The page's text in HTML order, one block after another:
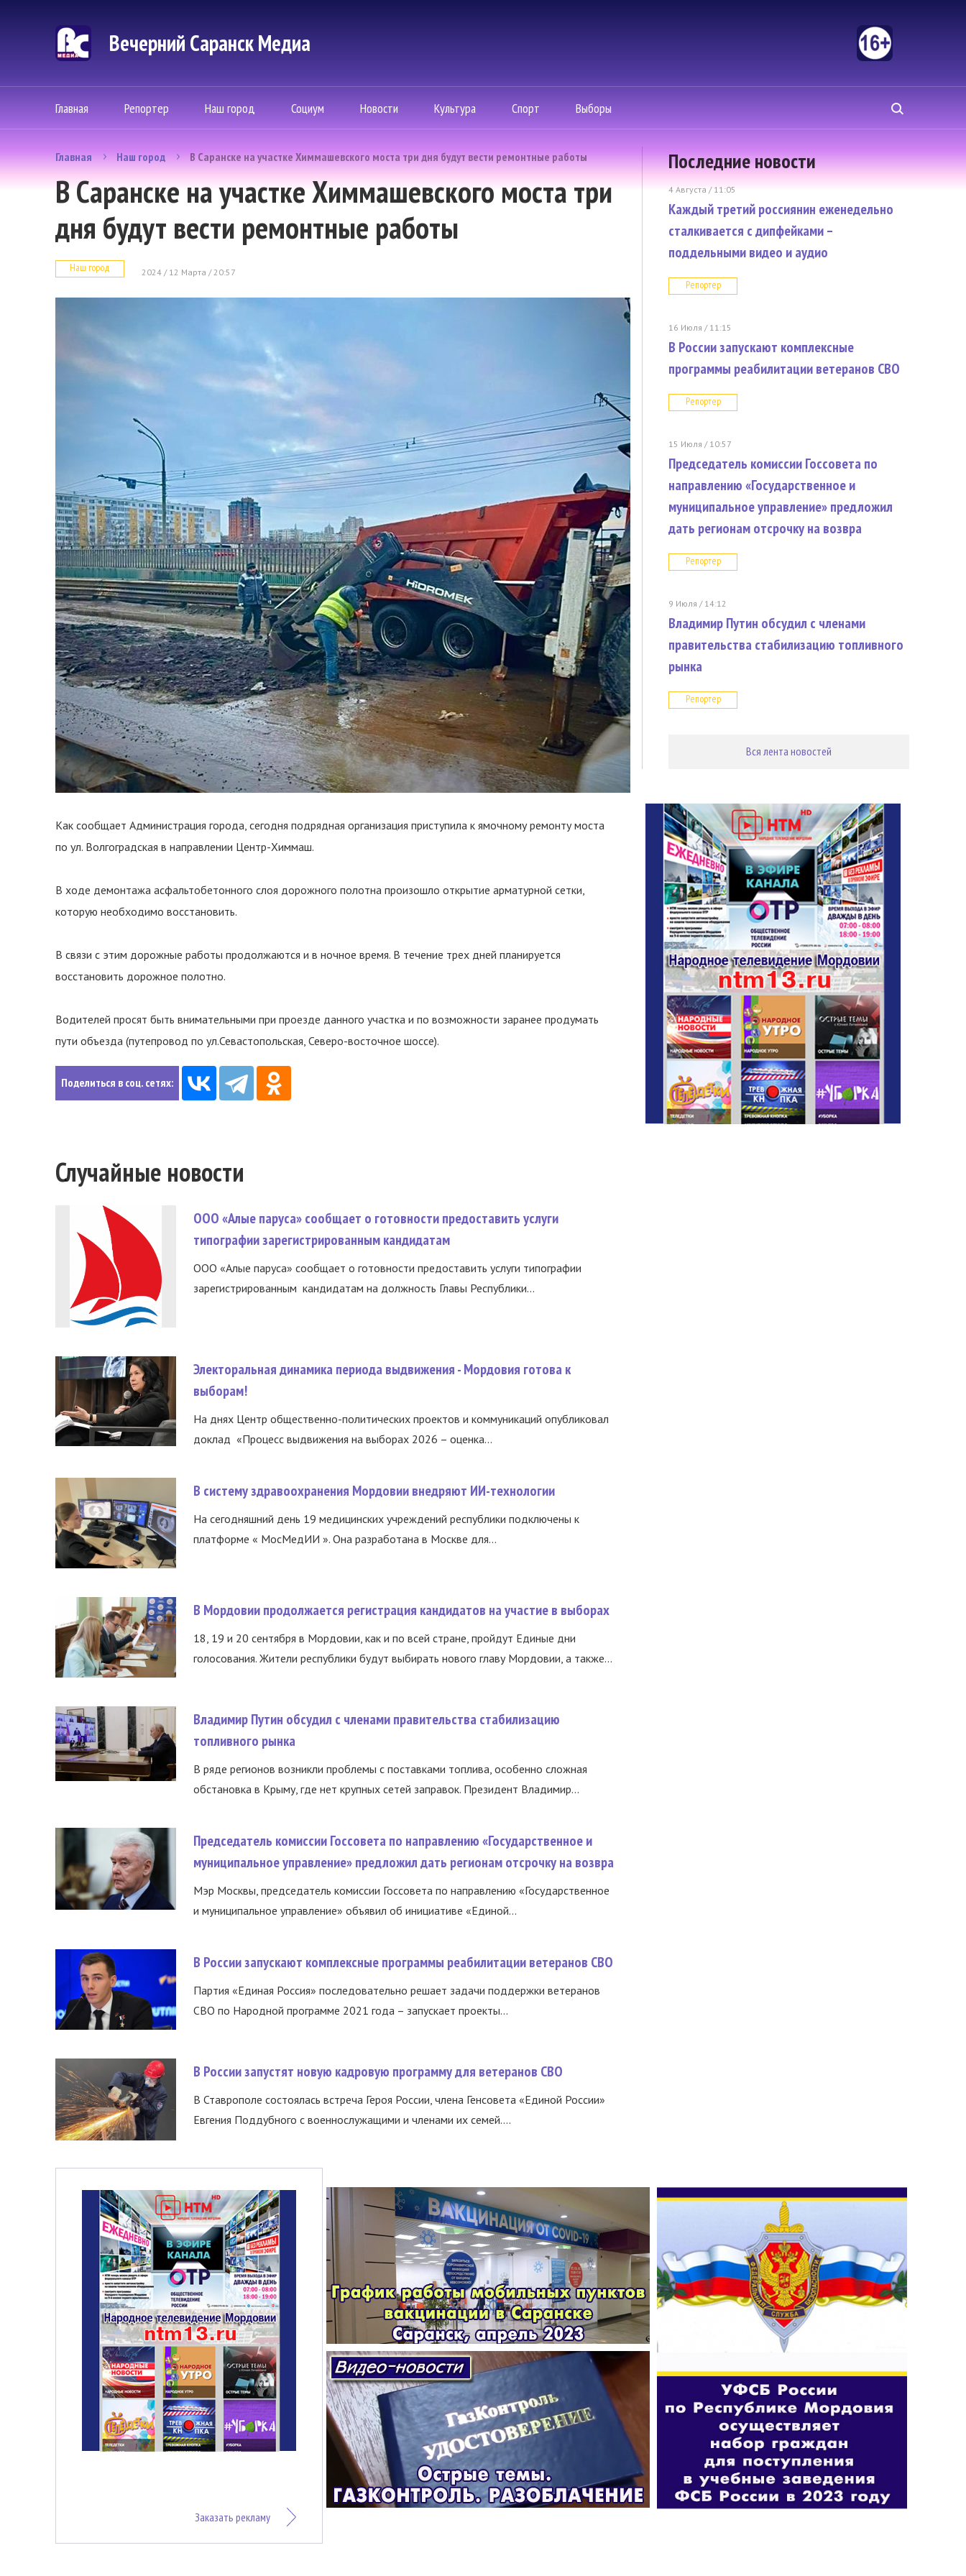
Вечерний Саранск Mедиа
Главная Репортер Наш город Социум Новости Культура Спорт Выборы
Главная Наш город В Саранске на участке Химмашевского моста три дня будут вести ремонтные работы
В Саранске на участке Химмашевского моста три
дня будут вести ремонтные работы
Наш город 2024 / 12 Марта / 20:57
Как сообщает Администрация города, сегодня подрядная организация приступила к ямочному ремонту моста
по ул. Волгоградская в направлении Центр-Химмаш.
В ходе демонтажа асфальтобетонного слоя дорожного полотна произошло открытие арматурной сетки,
которую необходимо восстановить.
В связи с этим дорожные работы продолжаются и в ночное время. В течение трех дней планируется
восстановить дорожное полотно.
Водителей просят быть внимательными при проезде данного участка и по возможности заранее продумать
пути объезда (путепровод по ул.Севастопольская, Северо-восточное шоссе).
Поделиться в соц. сетях:
Случайные новости
ООО «Алые паруса» сообщает о готовности предоставить услуги
типографии зарегистрированным кандидатам
ООО «Алые паруса» сообщает о готовности предоставить услуги типографии
зарегистрированным кандидатам на должность Главы Республики...
Электоральная динамика периода выдвижения - Мордовия готова к
выборам!
На днях Центр общественно-политических проектов и коммуникаций опубликовал
доклад «Процесс выдвижения на выборах 2026 – оценка...
В систему здравоохранения Мордовии внедряют ИИ-технологии
На сегодняшний день 19 медицинских учреждений республики подключены к
платформе « МосМедИИ ». Она разработана в Москве для...
В Мордовии продолжается регистрация кандидатов на участие в выборах
18, 19 и 20 сентября в Мордовии, как и по всей стране, пройдут Единые дни
голосования. Жители республики будут выбирать нового главу Мордовии, а также...
Владимир Путин обсудил с членами правительства стабилизацию
топливного рынка
В ряде регионов возникли проблемы с поставками топлива, особенно сложная
обстановка в Крыму, где нет крупных сетей заправок. Президент Владимир...
Председатель комиссии Госсовета по направлению «Государственное и
муниципальное управление» предложил дать регионам отсрочку на возвра
Мэр Москвы, председатель комиссии Госсовета по направлению «Государственное
и муниципальное управление» объявил об инициативе «Единой...
В России запускают комплексные программы реабилитации ветеранов СВО
Партия «Единая Россия» последовательно решает задачи поддержки ветеранов
СВО по Народной программе 2021 года – запускает проекты...
В России запустят новую кадровую программу для ветеранов СВО
В Ставрополе состоялась встреча Героя России, члена Генсовета «Единой России»
Евгения Поддубного с военнослужащими и членами их семей....
Последние новости
4 Августа / 11:05
Каждый третий россиянин еженедельно
сталкивается с дипфейками –
поддельными видео и аудио
Репортер
16 Июля / 11:15
В России запускают комплексные
программы реабилитации ветеранов СВО
Репортер
15 Июля / 10:57
Председатель комиссии Госсовета по
направлению «Государственное и
муниципальное управление» предложил
дать регионам отсрочку на возвра
Репортер
9 Июля / 14:12
Владимир Путин обсудил с членами
правительства стабилизацию топливного
рынка
Репортер
Вся лента новостей
Заказать рекламу